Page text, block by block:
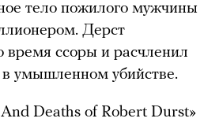
тело пожилого мужчины
Дерст
время ссоры и расчленил
умышленном убийстве.
Deaths of Robert Durst»